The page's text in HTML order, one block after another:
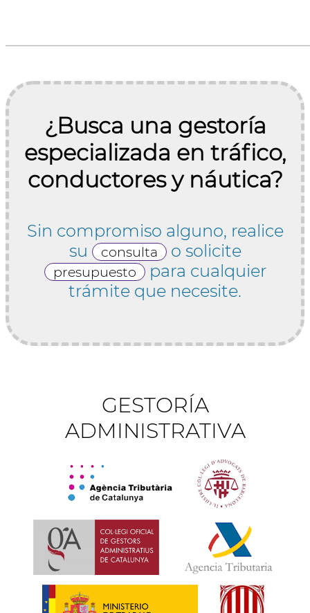
¿Busca una gestoría
especializada en tráfico,
conductores y náutica?
Sin compromiso alguno, realice
su
consulta o solicite
presupuesto para cualquier
trámite que necesite.
GESTORÍA
ADMINISTRATIVA